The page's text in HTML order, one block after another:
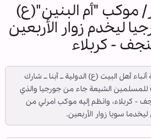
موكب "أم البنين"(ع)
ليخدم زوار الأربعين
- كربلاء
أنباء أهل البيت (ع) الدولية ــ أبنا ــ شارك
للمسلمين الشيعة جاء من جورجيا والذي
- كربلاء، وانظم إليه موكب امرلي من
سويا زوار الأربعين.